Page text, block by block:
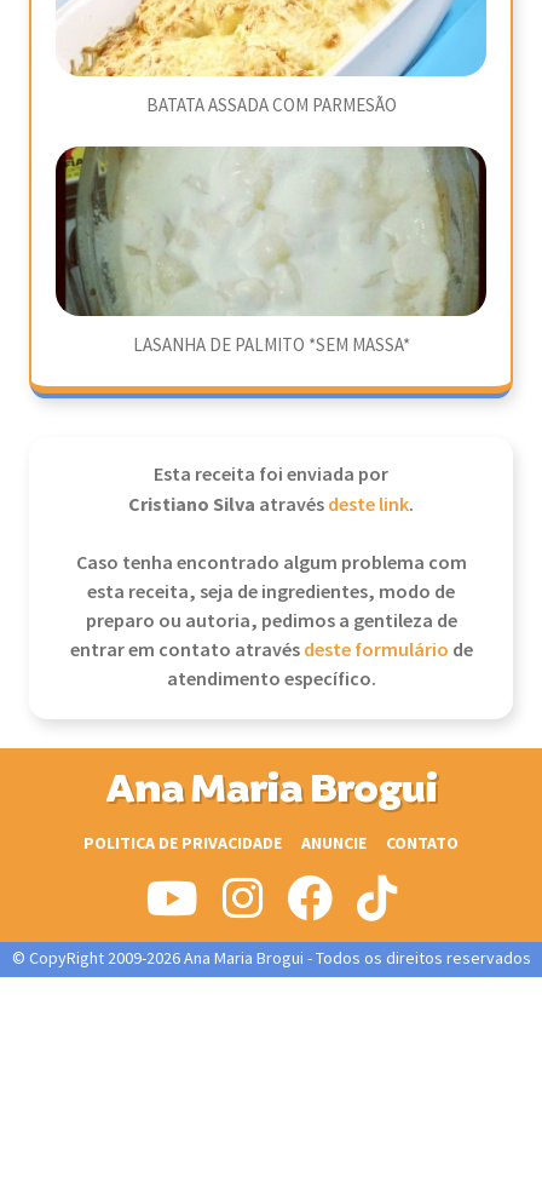
BATATA ASSADA COM PARMESÃO
LASANHA DE PALMITO *SEM MASSA*
Esta receita foi enviada por
Cristiano Silva atravésdeste link.
Caso tenha encontrado algum problema com
esta receita, seja de ingredientes, modo de
preparo ou autoria, pedimos a gentileza de
entrar em contato atravésdeste formulário de
atendimento específico.
Ana Maria Brogui
POLITICA DE PRIVACIDADE ANUNCIE CONTATO
© CopyRight 2009-2026 Ana Maria Brogui - Todos os direitos reservados